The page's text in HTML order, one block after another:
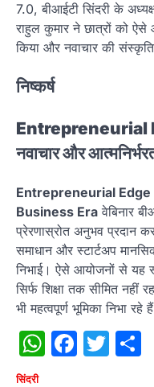
7.0, बीआईटी सिंदरी के
राहुल कुमार ने छात्रों को ऐसे
किया और नवाचार की संस्कृति
निष्कर्ष
Entrepreneurial
नवाचार और
Entrepreneurial
Business Era वेबिनार
प्रेरणास्रोत अनुभव प्रदान
समाधान और स्टार्टअप
निभाई। ऐसे आयोजनों से यह
सिर्फ शिक्षा तक सीमित नहीं
भी महत्वपूर्ण भूमिका निभा रहे
सिंदरी